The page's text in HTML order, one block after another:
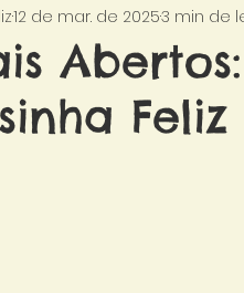
Feliz
12 de mar. de 20253 min de